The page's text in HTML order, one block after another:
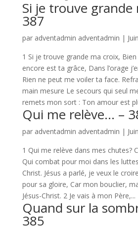
Si je trouve grande
387
par adventadmin adventadmin |
1 Si je trouve grande ma croix,
encore est ta grâce, Dans l’orage
Rien ne peut me voiler ta face.
main mesure Le secours qui seul
remets mon sort : Ton amour est
Qui me relève… –
par adventadmin adventadmin |
1 Qui me relève dans mes chutes?
Qui combat pour moi dans les
Christ. Jésus a parlé, je veux le
pour sa gloire, Car mon bouclier,
Jésus-Christ. 2 Je vais à mon Père,...
Quand sur la
385